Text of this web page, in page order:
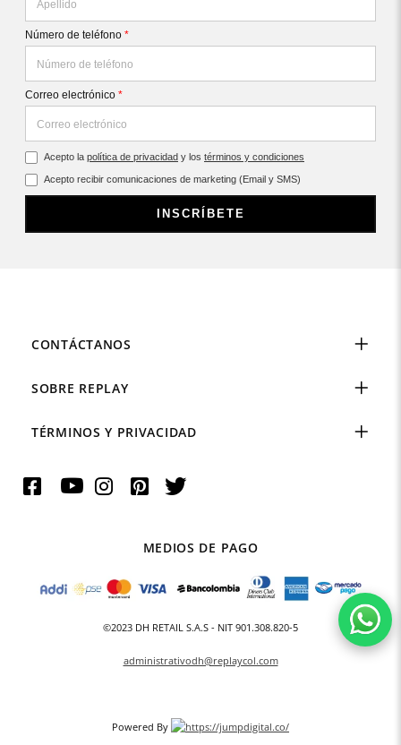
Número de teléfono *
Correo electrónico *
Acepto la política de privacidad y los términos y condiciones
Acepto recibir comunicaciones de marketing (Email y SMS)
INSCRÍBETE
CONTÁCTANOS
SOBRE REPLAY
TÉRMINOS Y PRIVACIDAD
MEDIOS DE PAGO
©2023 DH RETAIL S.A.S - NIT 901.308.820-5
administrativodh@replaycol.com
Powered By